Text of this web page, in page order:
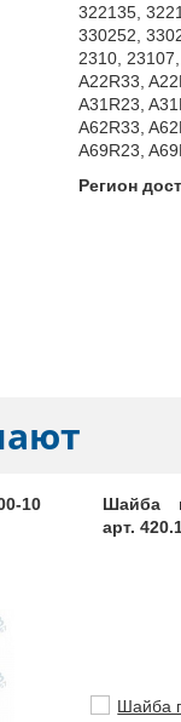
322135,
330252,
2310,
A22R33,
A31R23,
A62R33,
A69R23,
Регион
10
Шайба
арт.